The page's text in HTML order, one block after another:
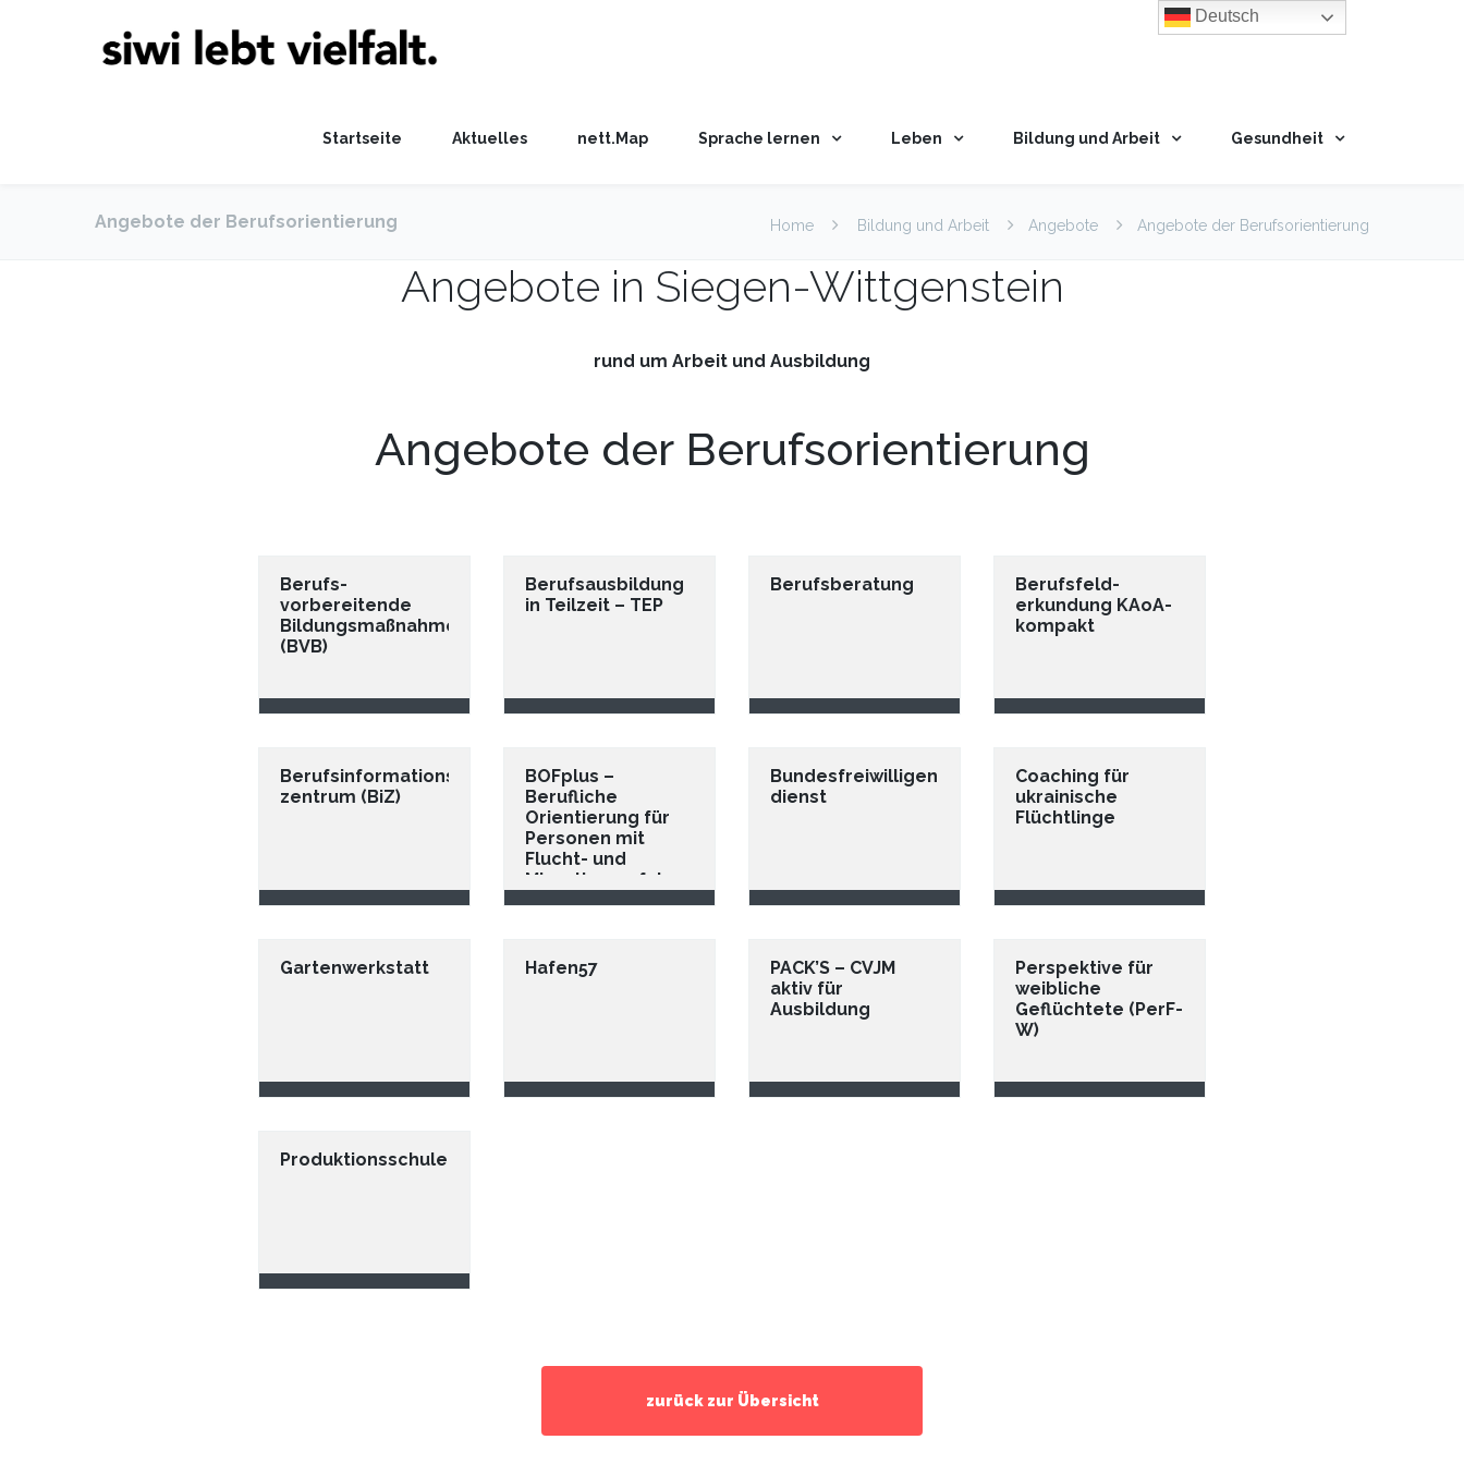
Startseite Aktuelles nett.Map Sprache lernen Leben Bildung und Arbeit Gesundheit
Angebote der Berufsorientierung Home Bildung und Arbeit Angebote Angebote der Berufsorientierung
Angebote in Siegen-Wittgenstein
rund um Arbeit und Ausbildung
Angebote der Berufsorientierung
Berufs-
vorbereitende
Bildungsmaßnahmen
(BVB)
Berufsausbildung
in Teilzeit – TEP
Berufsberatung
Berufsfeld-
erkundung KAoA-
kompakt
Berufsinformations-
zentrum (BiZ)
BOFplus –
Berufliche
Orientierung für
Personen mit
Flucht- und
Migrationserfahrung
Bundesfreiwilligen-
dienst
Coaching für
ukrainische
Flüchtlinge
Gartenwerkstatt Hafen57
PACK’S – CVJM
aktiv für
Ausbildung
Perspektive für
weibliche
Geflüchtete (PerF-
W)
Produktionsschule
zurück zur Übersicht
Deutsch